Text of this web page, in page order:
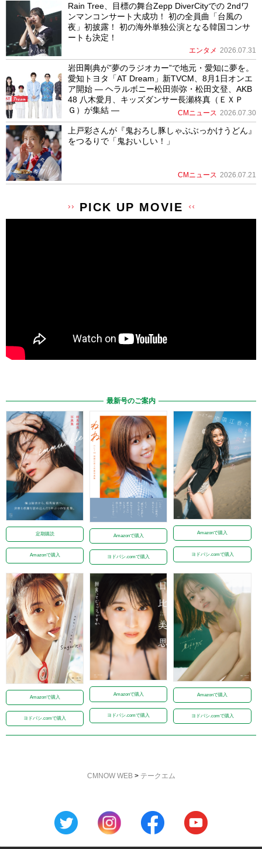
Rain Tree、目標の舞台Zepp DiverCityでの 2ndワ
ンマンコンサート大成功！ 初の全員曲「台風の
夜」初披露！ 初の海外単独公演となる韓国コンサ
ートも決定！
エンタメ 2026.07.31
岩田剛典が”夢のラジオカー”で地元・愛知に夢を。
愛知トヨタ「AT Dream」新TVCM、8月1日オンエ
ア開始 ― ヘラルボニー松田崇弥・松田文登、AKB
48 八木愛月、キッズダンサー長瀬柊真（ＥＸＰ
Ｇ）が集結 ―
CMニュース 2026.07.30
上戸彩さんが『鬼おろし豚しゃぶぶっかけうどん』
をつるりで「鬼おいしい！」
CMニュース 2026.07.21
PICK UP MOVIE
最新号のご案内
定期購読
Amazonで購入
Amazonで購入
ヨドバシ.comで購入
Amazonで購入
ヨドバシ.comで購入
Amazonで購入
ヨドバシ.comで購入
Amazonで購入
ヨドバシ.comで購入
Amazonで購入
ヨドバシ.comで購入
CMNOW WEB> テークエム